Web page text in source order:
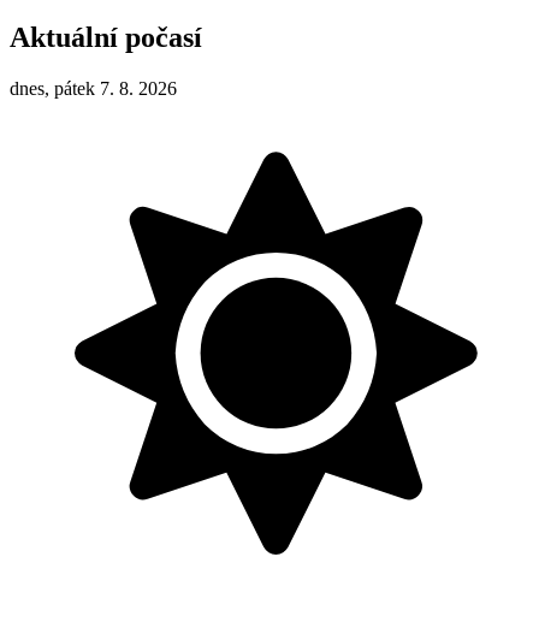
Aktuální počasí
dnes, pátek 7. 8. 2026